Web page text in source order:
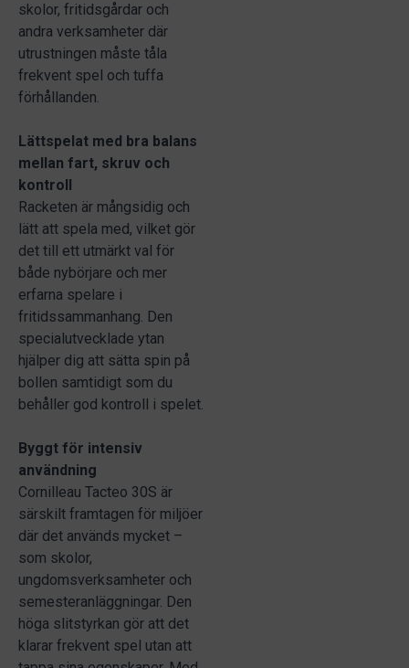
skolor, fritidsgårdar och
andra verksamheter där
utrustningen måste tåla
frekvent spel och tuffa
förhållanden.
Lättspelat med bra balans
mellan fart, skruv och
kontroll
Racketen är mångsidig och
lätt att spela med, vilket gör
det till ett utmärkt val för
både nybörjare och mer
erfarna spelare i
fritidssammanhang. Den
specialutvecklade ytan
hjälper dig att sätta spin på
bollen samtidigt som du
behåller god kontroll i spelet.
Byggt för intensiv
användning
Cornilleau Tacteo 30S är
särskilt framtagen för miljöer
där det används mycket –
som skolor,
ungdomsverksamheter och
semesteranläggningar. Den
höga slitstyrkan gör att det
klarar frekvent spel utan att